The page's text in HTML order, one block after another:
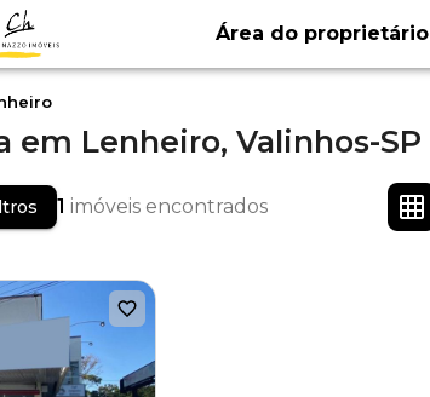
Área do proprietário
em Lenheiro, Valinhos-SP
1 imóveis encontrados